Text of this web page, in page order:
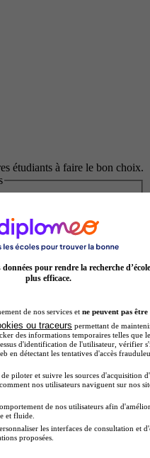
étudiants à faire le bon choix.
pour rendre la recherche
plus efficace.
de nos services et ne peuvent pas être
ou traceurs permettant de
des informations temporaires telles que
d'identification de l'utilisateur, vérifier
en détectant les tentatives d'accès
piloter et suivre les sources d'acquisition
nos utilisateurs naviguent sur nos
de nos utilisateurs afin
et fluide.
les interfaces de consultation et
proposées.